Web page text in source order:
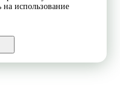
на использование